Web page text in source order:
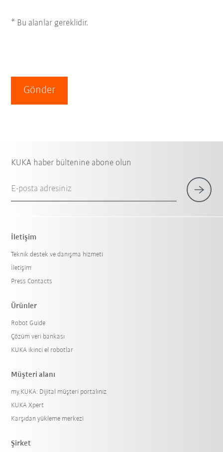
* Bu alanlar gereklidir.
Gönder
KUKA haber bültenine abone olun
E-posta adresiniz
İletişim
Teknik destek ve danışma hizmeti
İletişim
Press Contacts
Ürünler
Robot Guide
Çözüm veri bankası
KUKA ikinci el robotlar
Müşteri alanı
my.KUKA: Dijital müşteri portalınız
KUKA Xpert
Karşıdan yükleme merkezi
Şirket